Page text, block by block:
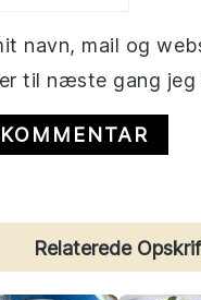
navn, mail og
til næste gang jeg
Relaterede